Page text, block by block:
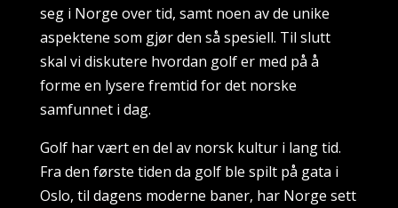
seg i Norge over tid, samt noen av de unike
aspektene som gjør den så spesiell. Til slutt
skal vi diskutere hvordan golf er med på å
forme en lysere fremtid for det norske
samfunnet i dag.
Golf har vært en del av norsk kultur i lang tid.
Fra den første tiden da golf ble spilt på gata i
Oslo, til dagens moderne baner, har Norge sett